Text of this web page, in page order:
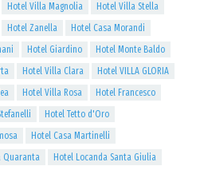
Hotel Villa Magnolia
Hotel Villa Stella
Hotel Zanella
Hotel Casa Morandi
Hotel Giardino
Hotel Monte Baldo
Hotel Villa Clara
Hotel VILLA GLORIA
Hotel Villa Rosa
Hotel Francesco
Hotel Tetto d'Oro
Hotel Casa Martinelli
Quaranta
Hotel Locanda Santa Giulia